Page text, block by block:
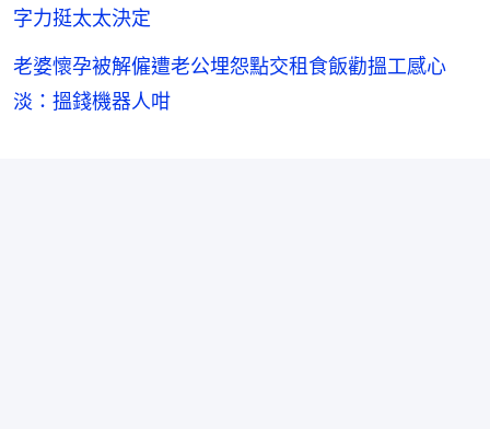
字力挺太太決定
老婆懷孕被解僱遭老公埋怨點交租食飯勸搵工感心
淡：搵錢機器人咁